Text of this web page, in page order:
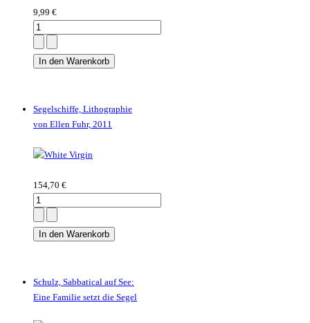
9,99 €
Segelschiffe, Lithographie
von Ellen Fuhr, 2011
154,70 €
Schulz, Sabbatical auf See:
Eine Familie setzt die Segel